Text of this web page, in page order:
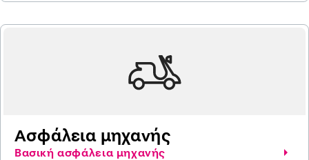
Ασφάλεια μηχανής
Βασική ασφάλεια μηχανής